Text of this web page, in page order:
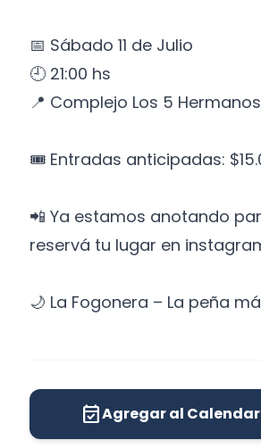
📅 Sábado 11 de Julio
🕘 21:00 hs
📍 Complejo Los 5
🎟️ Entradas anticipadas:
📲 Ya estamos anotando
reservá tu lugar en
🌙 La Fogonera – La peña
event_availableAgregar al